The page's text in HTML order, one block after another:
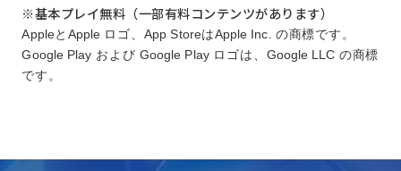
※基本プレイ無料（一部有料コンテンツがあります）
AppleとApple ロゴ、App StoreはApple Inc. の商標です。
Google Play および Google Play ロゴは、Google LLC の商標
です。